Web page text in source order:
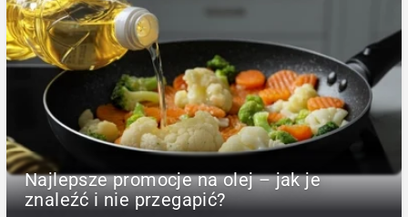
Najlepsze promocje na olej – jak je
znaleźć i nie przegapić?